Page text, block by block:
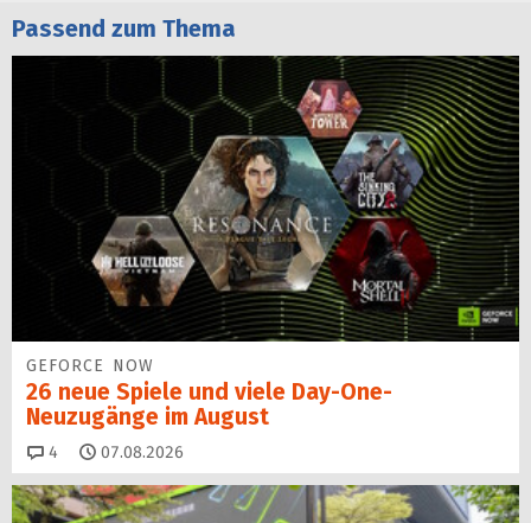
Passend zum Thema
GEFORCE NOW
26 neue Spiele und viele Day-One-
Neuzugänge im August
4 Kommentare
07.08.2026